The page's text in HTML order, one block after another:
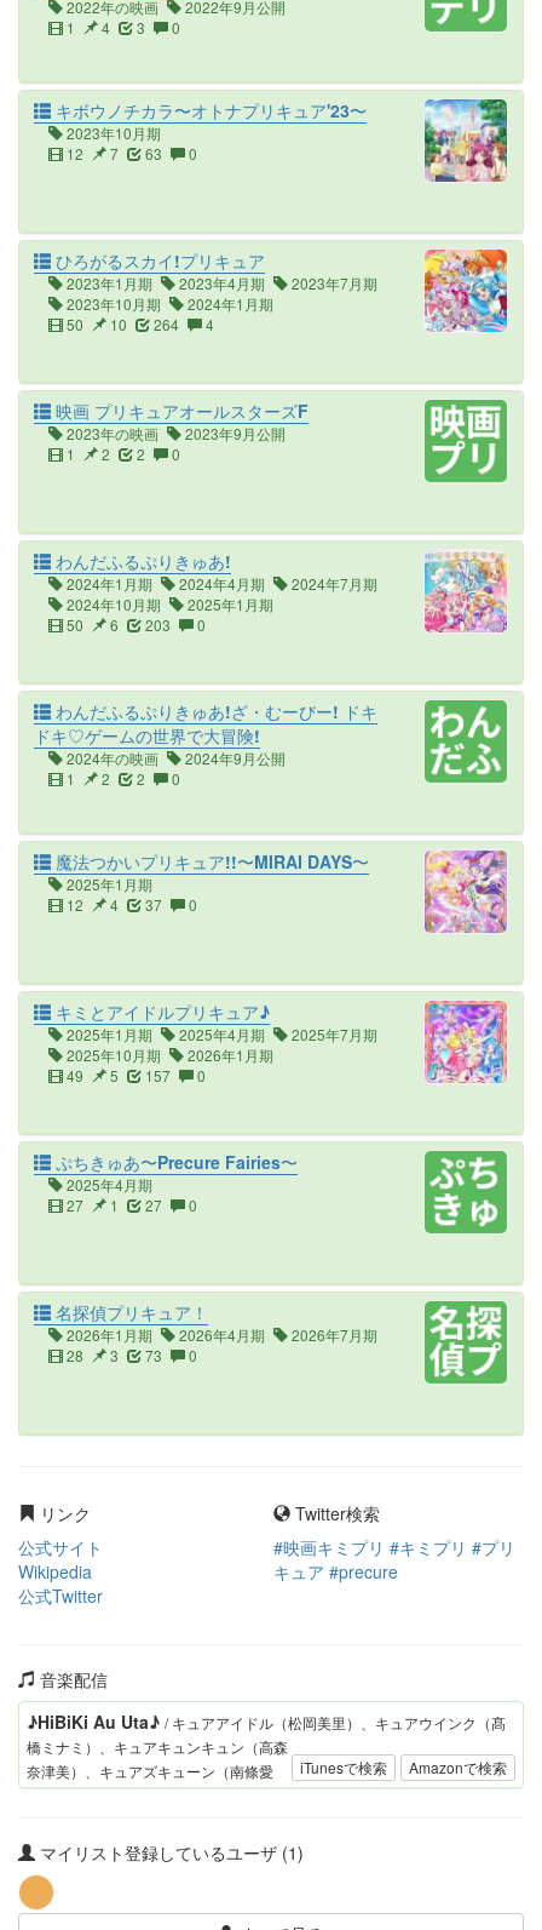
2022年の映画
2022年9月公開
1
4 3 0
キボウノチカラ〜オトナプリキュア'23〜
2023年10月期
12
7 63 0
ひろがるスカイ!プリキュア
2023年1月期 2023年4月期
2023年7月期
2023年10月期
2024年1月期
50
10 264 4
映画 プリキュアオールスターズF
2023年の映画
2023年9月公開
1
2 2 0
わんだふるぷりきゅあ!
2024年1月期 2024年4月期
2024年7月期
2024年10月期
2025年1月期
50
6 203 0
わんだふるぷりきゅあ!ざ・むーびー! ドキ
ドキ♡ゲームの世界で大冒険!
2024年の映画
2024年9月公開
1
2 2 0
魔法つかいプリキュア!!〜MIRAI DAYS〜
2025年1月期
12
4 37 0
キミとアイドルプリキュア♪
2025年1月期 2025年4月期
2025年7月期
2025年10月期
2026年1月期
49
5 157 0
ぷちきゅあ〜Precure Fairies〜
2025年4月期
27
1 27 0
名探偵プリキュア！
2026年1月期 2026年4月期
2026年7月期
28
3 73 0
リンク
公式サイト
Wikipedia
公式Twitter
Twitter検索
#映画キミプリ #キミプリ #プリ
キュア #precure
音楽配信
iTunesで検索 Amazonで検索
♪HiBiKi Au Uta♪ / キュアアイドル（松岡美里）、キュアウインク（髙
橋ミナミ）、キュアキュンキュン（高森
奈津美）、キュアズキューン（南條愛
乃）、キュアキッス（花井美春）
マイリスト登録しているユーザ (1)